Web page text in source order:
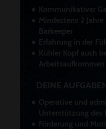
Kommunikativer
Mindestens 2
Barkeeper
Erfahrung in der
Kühler Kopf auch
Arbeitsaufkommen
DEINE
Operative und
Unterstützung des
Förderung und